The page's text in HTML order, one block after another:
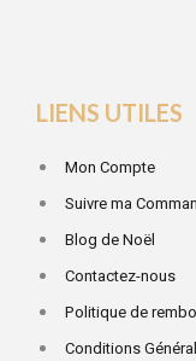
LIENS UTILES
Mon Compte
Suivre ma
Blog de Noël
Contactez-nous
Politique de
Conditions